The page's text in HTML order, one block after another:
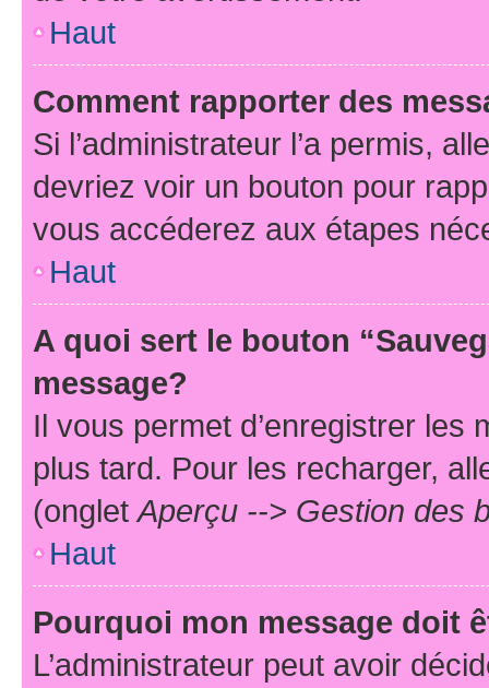
Haut
Comment rapporter des
Si l’administrateur l’a permis,
devriez voir un bouton pour
vous accéderez aux étapes
Haut
A quoi sert le bouton
message?
Il vous permet d’enregistrer
plus tard. Pour les recharger,
(ongletAperçu --> Gestion des
Haut
Pourquoi mon message doit
L’administrateur peut avoir